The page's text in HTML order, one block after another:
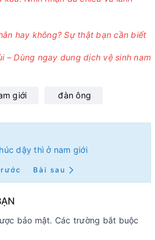
hay không? Sự thật bạn cần biết
– Dùng ngay dung dịch vệ sinh nam
giới đàn ông
dậy thì ở nam giới
Bài sau
bảo mật. Các trường bắt buộc